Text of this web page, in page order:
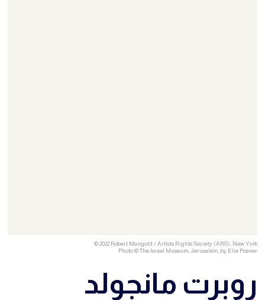
© 2022 Robert Mangold / Artists Rights Society (ARS), New York
Photo © The Israel Museum, Jerusalem, by Elie Posner
روبرت مانجولد